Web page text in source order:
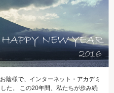
陰様で、インターネット・アカデミ
た。 この20年間、私たちが歩み続